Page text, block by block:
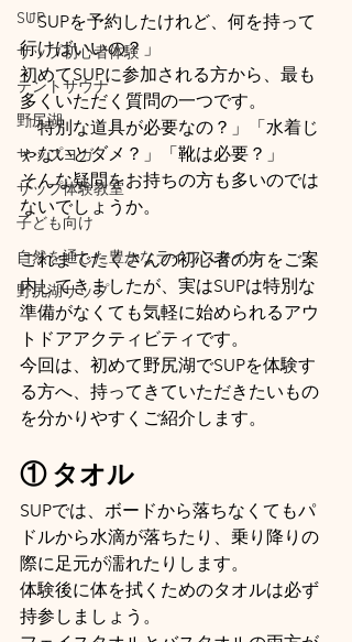
SUP
サップ初心者体験
テントサウナ
野尻湖
サップヨガ
サップ体験教室
子ども向け
自然を通した豊かなライフスタイル
野尻湖サップ
「SUPを予約したけれど、何を持って
行けばいいの？」
初めてSUPに参加される方から、最も
多くいただく質問の一つです。
「特別な道具が必要なの？」「水着じ
ゃないとダメ？」「靴は必要？」
そんな疑問をお持ちの方も多いのでは
ないでしょうか。
これまでたくさんの初心者の方をご案
内してきましたが、実はSUPは特別な
準備がなくても気軽に始められるアウ
トドアアクティビティです。
今回は、初めて野尻湖でSUPを体験す
る方へ、持ってきていただきたいもの
を分かりやすくご紹介します。
① タオル
SUPでは、ボードから落ちなくてもパ
ドルから水滴が落ちたり、乗り降りの
際に足元が濡れたりします。
体験後に体を拭くためのタオルは必ず
持参しましょう。